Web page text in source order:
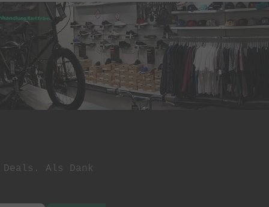
Als Dank